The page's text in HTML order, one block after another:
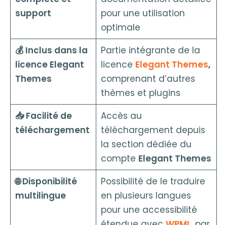
support
pour une utilisation
optimale
💰 Inclus dans la
licence Elegant
Themes
Partie intégrante de la
licence Elegant Themes,
comprenant d’autres
thèmes et plugins
📥 Facilité de
téléchargement
Accès au
téléchargement depuis
la section dédiée du
compte Elegant Themes
🌐 Disponibilité
multilingue
Possibilité de le traduire
en plusieurs langues
pour une accessibilité